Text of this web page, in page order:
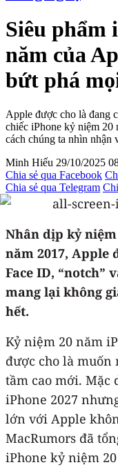
Siêu phẩm
năm của
bứt phá
Apple được cho là đang
chiếc iPhone kỷ niệm 20
cách chúng ta nhìn
Minh Hiếu 29/10/2025
Chia sẻ qua Facebook
Chia sẻ qua Telegram
Nhân dịp kỷ
năm 2017, Apple
Face ID, “notch”
mang lại không
hết.
Kỷ niệm 20 năm
được cho là
tầm cao mới. Mặc
‌iPhone‌ 2027
lớn với Apple
MacRumors đã
‌iPhone‌ kỷ niệm